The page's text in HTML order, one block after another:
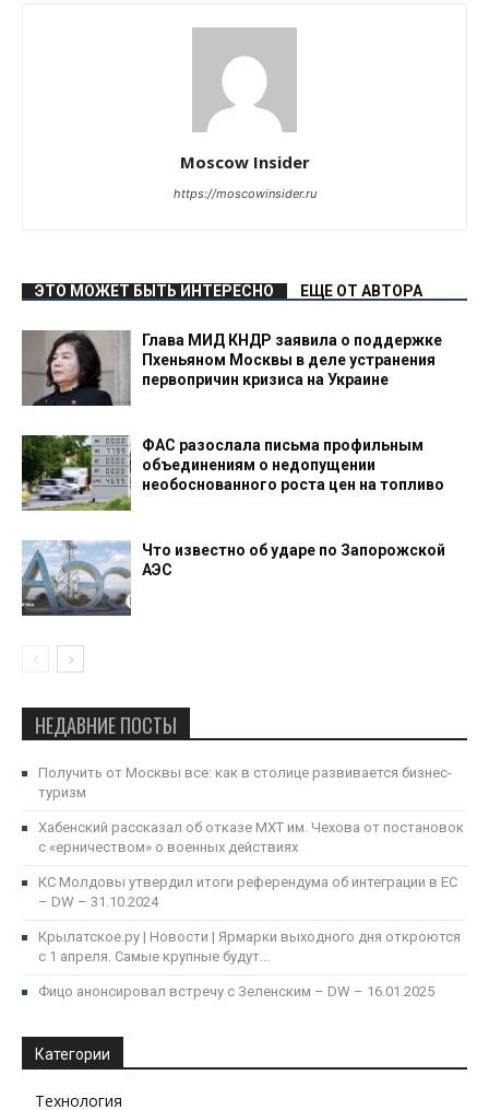
Moscow Insider
https://moscowinsider.ru
ЭТО МОЖЕТ БЫТЬ ИНТЕРЕСНО ЕЩЕ ОТ АВТОРА
Глава МИД КНДР заявила о поддержке
Пхеньяном Москвы в деле устранения
первопричин кризиса на Украине
ФАС разослала письма профильным
объединениям о недопущении
необоснованного роста цен на топливо
Что известно об ударе по Запорожской
АЭС
НЕДАВНИЕ ПОСТЫ
Получить от Москвы все: как в столице развивается бизнес-
туризм
Хабенский рассказал об отказе МХТ им. Чехова от постановок
с «ерничеством» о военных действиях
КС Молдовы утвердил итоги референдума об интеграции в ЕС
– DW – 31.10.2024
Крылатское.ру | Новости | Ярмарки выходного дня откроются
с 1 апреля. Самые крупные будут...
Фицо анонсировал встречу с Зеленским – DW – 16.01.2025
Категории
Технология